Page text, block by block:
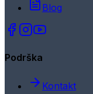
Blog
Podrška
Kontakt